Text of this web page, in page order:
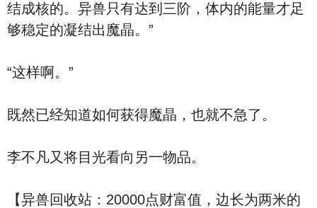
结成核的。异兽只有达到三阶，体内的能量才足
够稳定的凝结出魔晶。”
“这样啊。”
既然已经知道如何获得魔晶，也就不急了。
李不凡又将目光看向另一物品。
【异兽回收站：20000点财富值，边长为两米的